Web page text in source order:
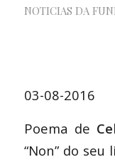
NOTICIAS DA
03-08-2016
Poema de
“Non” do seu